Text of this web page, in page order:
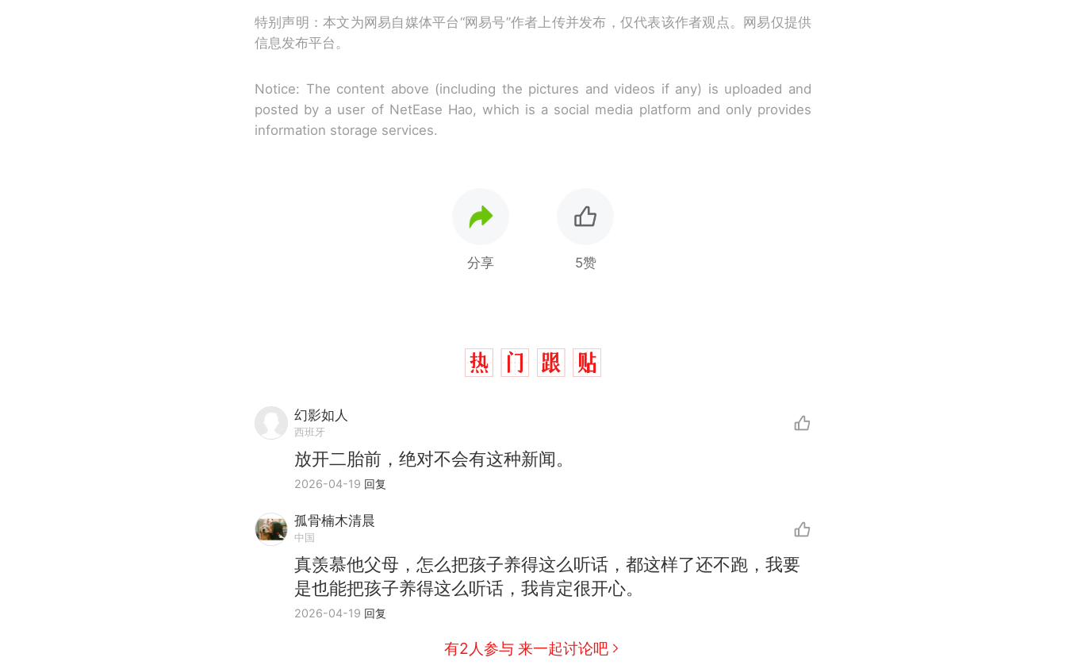
特别声明：本文为网易自媒体平台“网易号”作者上传并发布，仅代表该作者观点。网易仅提供
信息发布平台。
Notice: The content above (including the pictures and videos if any) is uploaded and
posted by a user of NetEase Hao, which is a social media platform and only provides
information storage services.
分享 5赞
幻影如人
西班牙
放开二胎前，绝对不会有这种新闻。
2026-04-19 回复
孤骨楠木清晨
中国
真羡慕他父母，怎么把孩子养得这么听话，都这样了还不跑，我要
是也能把孩子养得这么听话，我肯定很开心。
2026-04-19 回复
有2人参与 来一起讨论吧
那个在床头放菜刀的女孩，因老师一句“跟我回家”改写了人生